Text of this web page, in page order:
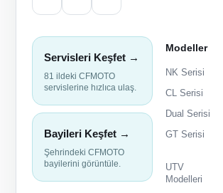
Servisleri Keşfet →
81 ildeki CFMOTO
servislerine hızlıca ulaş.
Bayileri Keşfet →
Şehrindeki CFMOTO
bayilerini görüntüle.
Modeller
NK Serisi
CL Serisi
Dual Serisi
GT Serisi
UTV
Modelleri